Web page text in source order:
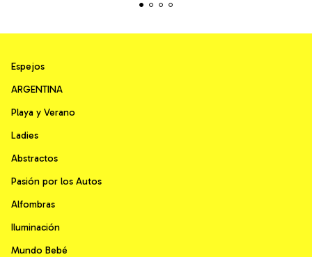
Espejos
ARGENTINA
Playa y Verano
Ladies
Abstractos
Pasión por los Autos
Alfombras
Iluminación
Mundo Bebé